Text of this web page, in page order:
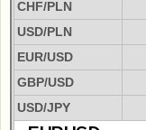
CHF/PLN
USD/PLN
EUR/USD
GBP/USD
USD/JPY